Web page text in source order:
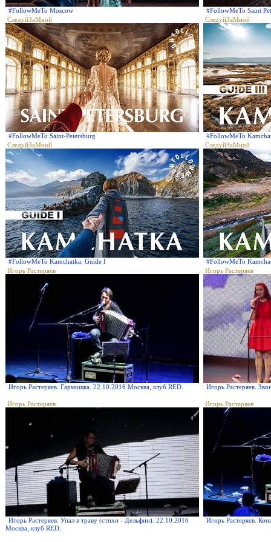
#FollowMeTo Moscow
#FollowMeTo Saint
СледуйЗаМной
#FollowMeTo Saint-Petersburg
СледуйЗаМной
#FollowMeTo
СледуйЗаМной
#FollowMeTo Kamchatka. Guide I
СледуйЗаМной
#FollowMeTo
Игорь Растеряев
Игорь Растеряев. Гармошка. 22.10.2016 Москва, клуб RED.
Игорь Растеряев
Игорь Растеряев.
Игорь Растеряев
Игорь Растеряев. Упал в траву (стихи - Дельфин). 22.10.2016
Москва, клуб RED.
Игорь Растеряев
Игорь Растеряев.